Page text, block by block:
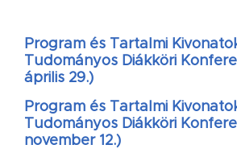
Program és Tartalmi
Tudományos Diákköri
április 29.)
Program és Tartalmi
Tudományos Diákköri
november 12.)